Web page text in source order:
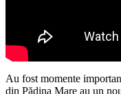
Au fost momente
din Pădina Mare au un